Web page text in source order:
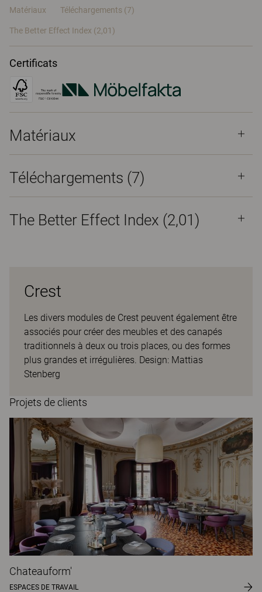
Matériaux Téléchargements (7)
The Better Effect Index (2,01)
Certificats
Matériaux
Téléchargements (7)
The Better Effect Index (2,01)
Crest
Les divers modules de Crest peuvent également être
associés pour créer des meubles et des canapés
traditionnels à deux ou trois places, ou des formes
plus grandes et irrégulières. Design: Mattias
Stenberg
Projets de clients
Chateauform'
ESPACES DE TRAVAIL